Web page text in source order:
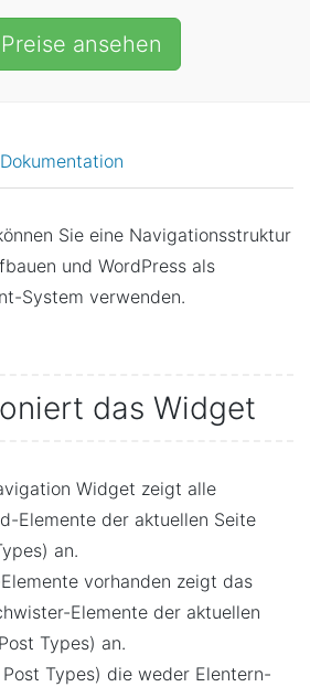
ansehen
Dokumentation
Sie eine Navigationsstruktur
und WordPress als
System verwenden.
das Widget
Widget zeigt alle
Elemente der aktuellen Seite
an.
vorhanden zeigt das
Elemente der aktuellen
Types) an.
Types) die weder Elentern-